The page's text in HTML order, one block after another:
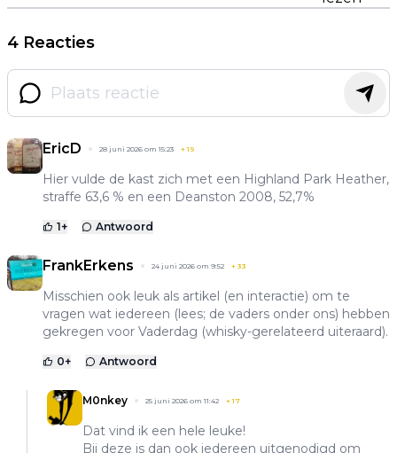
4 Reacties
EricD 28 juni 2026 om 15:23 +19
Hier vulde de kast zich met een Highland Park Heather,
straffe 63,6 % en een Deanston 2008, 52,7%
1+ Antwoord
FrankErkens 24 juni 2026 om 9:52 + 33
Misschien ook leuk als artikel (en interactie) om te
vragen wat iedereen (lees; de vaders onder ons) hebben
gekregen voor Vaderdag (whisky-gerelateerd uiteraard).
0+ Antwoord
M0nkey 25 juni 2026 om 11:42 +17
Dat vind ik een hele leuke!
Bij deze is dan ook iedereen uitgenodigd om